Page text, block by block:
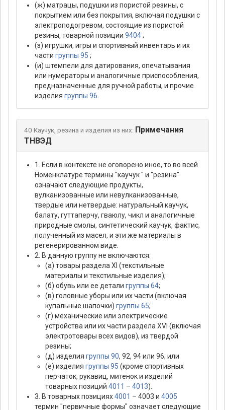
(ж) матрацы, подушки из пористой резины, с
покрытием или без покрытия, включая подушки с
электроподогревом, состоящие из пористой
резины, товарной позиции 9404;
(з) игрушки, игры и спортивный инвентарь и их
части группы 95 ;
(и) штемпели для датирования, опечатывания
или нумераторы и аналогичные приспособления,
предназначенные для ручной работы, и прочие
изделия группы 96
40 Каучук, резина и изделия из них: Примечания
ТНВЭД
1. Если в контексте не оговорено иное, то во всей
Hоменклатуре термины "каучук " и "резина"
означают следующие продукты,
вулканизованные или невулканизованные,
твердые или нетвердые: натуральный каучук,
балату, гуттаперчу, гваюлу, чикл и аналогичные
природные смолы, синтетический каучук, фактис,
полученный из масел, и эти же материалы в
регенерированном виде.
2. В данную группу не включаются:
(а) товары раздела XI (текстильные
материалы и текстильные изделия);
(б) обувь или ее детали группы 64;
(в) головные уборы или их части (включая
купальные шапочки) группы 65;
(г) механические или электрические
устройства или их части раздела XVI (включая
электротовары всех видов), из твердой
резины;
(д) изделия группы 90, 92, 94 или 96; или
(е) изделия группы 95 (кроме спортивных
перчаток, рукавиц, митенок и изделий
товарных позиций 4011 – 4013).
3. В товарных позициях4001 – 4003 и 4005
термин "первичные формы" означает следующие